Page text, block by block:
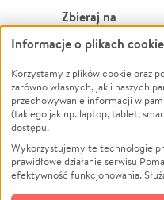
Zbieraj na
Leczenie
Zwierzęta
Pożar
Ukraina
Pomoc Finansowa
Projekty
Informacje o plikach cookie
Korzystamy z plików cookie oraz
zarówno własnych, jak i naszych
przechowywanie informacji w
(takiego jak np. laptop, tablet,
dostępu.
Wykorzystujemy te technologie
prawidłowe działanie serwisu
efektywność funkcjonowania.